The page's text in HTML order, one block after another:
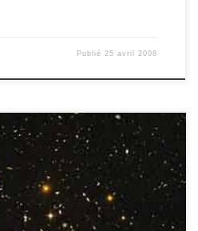
Publié25 avril 2008
ses 18 ans, l’occasion de revenir
prises par ce satellite.
l’ atmosphère, Hubble a en
myriades de galaxies, nous